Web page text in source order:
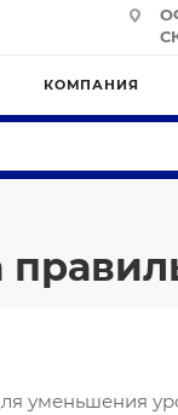
КОМПАНИЯ
уменьшения